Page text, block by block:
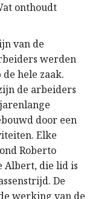
onthoudt
van de
werden
hele zaak.
de arbeiders
door een
Elke
Roberto
Albert, die lid is
De
werking van de